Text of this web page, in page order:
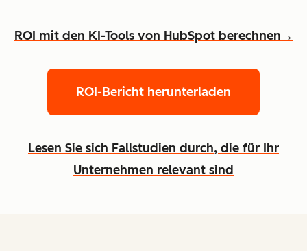
ROI mit den KI-Tools von HubSpot berechnen→
ROI-Bericht herunterladen
Lesen Sie sich Fallstudien durch, die für Ihr
Unternehmen relevant sind